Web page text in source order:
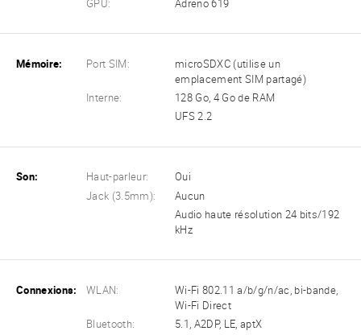
GPU:
Adreno 619
Mémoire: Port SIM:
microSDXC (utilise un
emplacement SIM partagé)
Interne:
128 Go, 4 Go de RAM
UFS 2.2
Son: Haut-parleur:
Oui
Jack (3.5mm):
Aucun
Audio haute résolution 24 bits/192
kHz
Connexions: WLAN:
Wi-Fi 802.11 a/b/g/n/ac, bi-bande,
Wi-Fi Direct
Bluetooth:
5.1, A2DP, LE, aptX